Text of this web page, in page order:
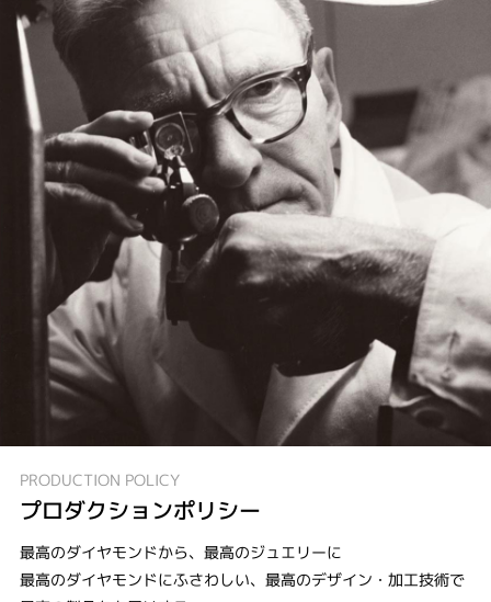
PRODUCTION POLICY
プロダクションポリシー
最高のダイヤモンドから、最高のジュエリーに
最高のダイヤモンドにふさわしい、最高のデザイン・加工技術で